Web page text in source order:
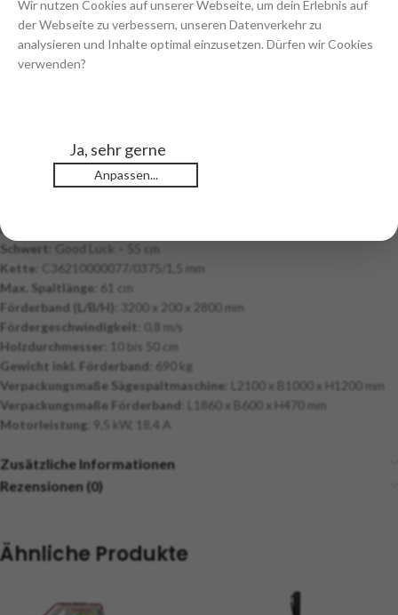
Hydraulikmotor: Diese hochwertigen Komponenten sorgen für eine
zuverlässige und langlebige Leistung.
Technische Daten:
Spaltgutdurchmesser: 10 – 50 cm
Rücklaufgeschwindigkeit: 18,33 cm/s
Hydraulikmotor Kettensäge: Max. 3000 U/min
Kettensäge
Schwert
: Good Luck – 55 cm
Kette : C36210000077/0375/1,5 mm
Max. Spaltlänge : 61 cm
Förderband (L/B/H) : 3200 x 200 x 2800 mm
Fördergeschwindigkeit
: 0,8 m/s
Holzdurchmesser
: 10 bis 50 cm
Gewicht inkl. Förderband : 690 kg
Verpackungsmaße Sägespaltmaschine : L2100 x B1000 x H1200 mm
Verpackungsmaße Förderband : L1860 x B600 x H470 mm
Motorleistung : 9,5 kW, 18,4 A
Zusätzliche Informationen
Rezensionen (0)
Ähnliche Produkte
Wir nutzen Cookies auf unserer Webseite, um dein Erlebnis auf
der Webseite zu verbessern, unseren Datenverkehr zu
analysieren und Inhalte optimal einzusetzen. Dürfen wir Cookies
verwenden?
Ja, sehr gerne
Anpassen...